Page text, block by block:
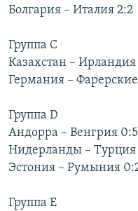
Все сайты РСЕ/РС
Болгария – Италия 2:2
Группа C
Казахстан – Ирландия
Германия – Фарерские
Группа D
Андорра – Венгрия 0:5
Нидерланды – Турция
Эстония – Румыния
Группа E